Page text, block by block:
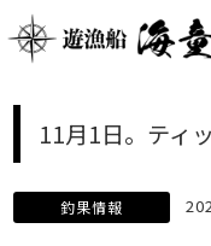
11月1日。ティ
釣果情報